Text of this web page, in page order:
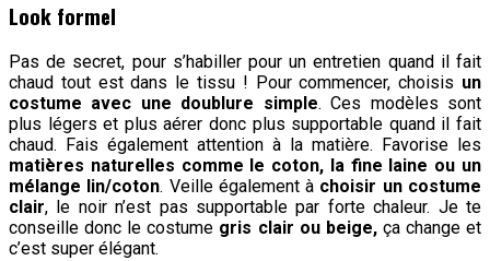
Look formel
Pas de secret, pour s’habiller pour un entretien quand il fait
chaud tout est dans le tissu ! Pour commencer, choisis un
costume avec une doublure simple. Ces modèles sont
plus légers et plus aérer donc plus supportable quand il fait
chaud. Fais également attention à la matière. Favorise les
matières naturelles comme le coton, la fine laine ou un
mélange lin/coton. Veille également à choisir un costume
clair, le noir n’est pas supportable par forte chaleur. Je te
conseille donc le costume gris clair ou beige,ça change et
c’est super élégant.